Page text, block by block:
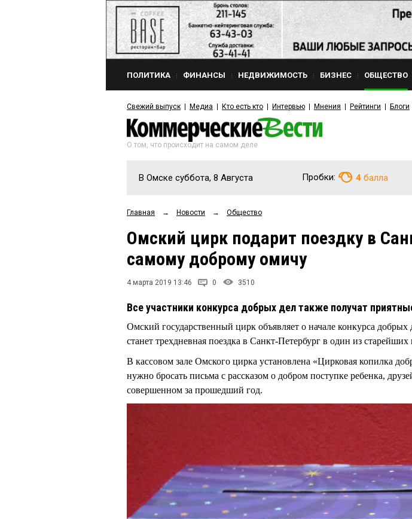
ПОЛИТИКА ФИНАНСЫ НЕДВИЖИМОСТЬ БИЗНЕС ОБЩЕСТВО
Свежий выпуск Медиа Кто есть кто Интервью Мнения Рейтинги Блоги
О том, что происходит на самом деле
В Омске суббота, 8 Августа Пробки: 4 балла
Главная → Новости → Общество
Омский цирк подарит поездку в
самому доброму омичу
4 марта 2019 13:46 0 3510
Все участники конкурса добрых дел также получат
Омский государственный цирк объявляет о начале конкурса
станет трехдневная поездка в Санкт-Петербург в один из
В кассовом зале Омского цирка установлена «Цирковая копилка
нужно бросать письма с рассказом о добром поступке ребенка,
совершенном за прошедший год.